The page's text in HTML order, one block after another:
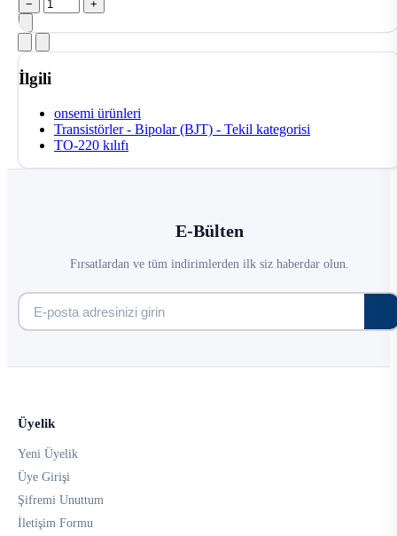
− +
İlgili
onsemi ürünleri
Transistörler - Bipolar (BJT) - Tekil kategorisi
TO-220 kılıfı
E-Bülten
Fırsatlardan ve tüm indirimlerden ilk siz haberdar olun.
Üyelik
Yeni Üyelik
Üye Girişi
Şifremi Unuttum
İletişim Formu